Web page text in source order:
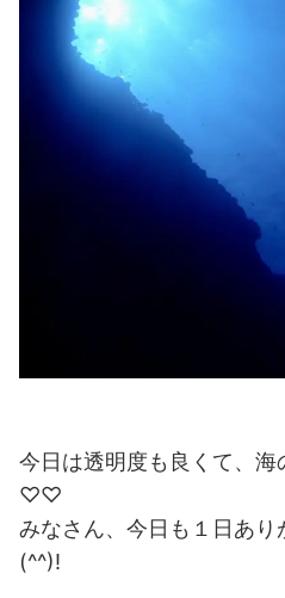
今日は透明度も良くて、海
♡♡
みなさん、今日も１日あり
(^^)!